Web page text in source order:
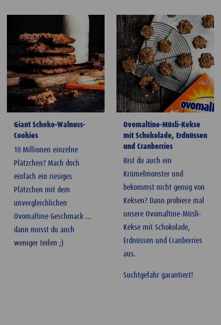
Giant Schoko-Walnuss-
Cookies
10 Millionen einzelne
Plätzchen? Mach doch
einfach ein riesiges
Plätzchen mit dem
unvergleichlichen
Ovomaltine Geschmack ...
dann musst du auch
weniger teilen ;)
Ovomaltine-Müsli-Kekse
mit Schokolade, Erdnüssen
und Cranberries
Bist du auch ein
Krümelmonster und
bekommst nicht genug von
Keksen? Dann probiere mal
unsere Ovomaltine-Müsli-
Kekse mit Schokolade,
Erdnüssen und Cranberries
aus.
Suchtgefahr garantiert!